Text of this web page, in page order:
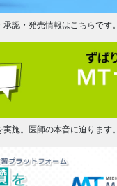
認・発売情報はこちらです。
施。医師の本音に迫ります。